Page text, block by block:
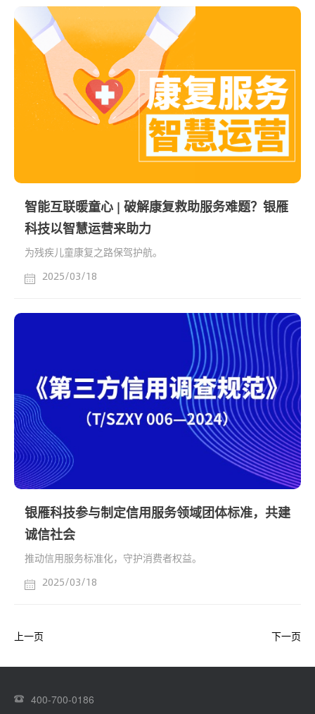
智能互联暖童心 | 破解康复救助服务难题？银雁
科技以智慧运营来助力
为残疾儿童康复之路保驾护航。
2025/03/18
银雁科技参与制定信用服务领域团体标准，共建
诚信社会
推动信用服务标准化，守护消费者权益。
2025/03/18
上一页 下一页
400-700-0186